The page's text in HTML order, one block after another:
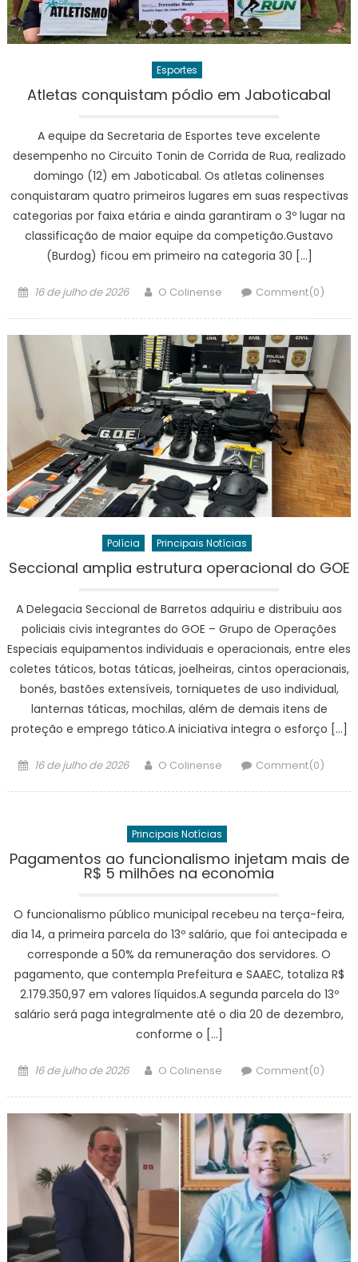
Esportes
Atletas conquistam pódio em Jaboticabal
A equipe da Secretaria de Esportes teve excelente
desempenho no Circuito Tonin de Corrida de Rua, realizado
domingo (12) em Jaboticabal. Os atletas colinenses
conquistaram quatro primeiros lugares em suas respectivas
categorias por faixa etária e ainda garantiram o 3º lugar na
classificação de maior equipe da competição.Gustavo
(Burdog) ficou em primeiro na categoria 30 […]
Posted
16 de julho de 2026 Author
O Colinense Comment(0)
Polícia Principais Notícias
Seccional amplia estrutura operacional do GOE
A Delegacia Seccional de Barretos adquiriu e distribuiu aos
policiais civis integrantes do GOE – Grupo de Operações
Especiais equipamentos individuais e operacionais, entre eles
coletes táticos, botas táticas, joelheiras, cintos operacionais,
bonés, bastões extensíveis, torniquetes de uso individual,
lanternas táticas, mochilas, além de demais itens de
proteção e emprego tático.A iniciativa integra o esforço […]
Posted
16 de julho de 2026 Author
O Colinense Comment(0)
Principais Notícias
Pagamentos ao funcionalismo injetam mais de
R$ 5 milhões na economia
O funcionalismo público municipal recebeu na terça-feira,
dia 14, a primeira parcela do 13º salário, que foi antecipada e
corresponde a 50% da remuneração dos servidores. O
pagamento, que contempla Prefeitura e SAAEC, totaliza R$
2.179.350,97 em valores líquidos.A segunda parcela do 13º
salário será paga integralmente até o dia 20 de dezembro,
conforme o […]
Posted
16 de julho de 2026 Author
O Colinense Comment(0)